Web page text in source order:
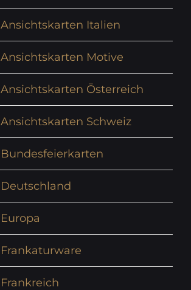
Ansichtskarten Italien
Ansichtskarten Motive
Ansichtskarten Österreich
Ansichtskarten Schweiz
Bundesfeierkarten
Deutschland
Europa
Frankaturware
Frankreich